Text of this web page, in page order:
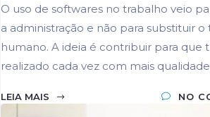
O uso de softwares no trabalho veio
a administração e não para substituir o
humano. A ideia é contribuir para que
realizado cada vez com mais
LEIA MAIS NO